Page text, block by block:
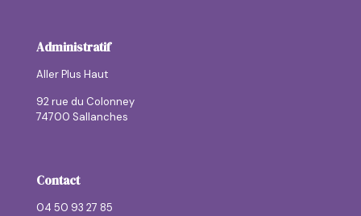
Administratif
Aller Plus Haut
92 rue du Colonney
74700 Sallanches
Contact
04 50 93 27 85